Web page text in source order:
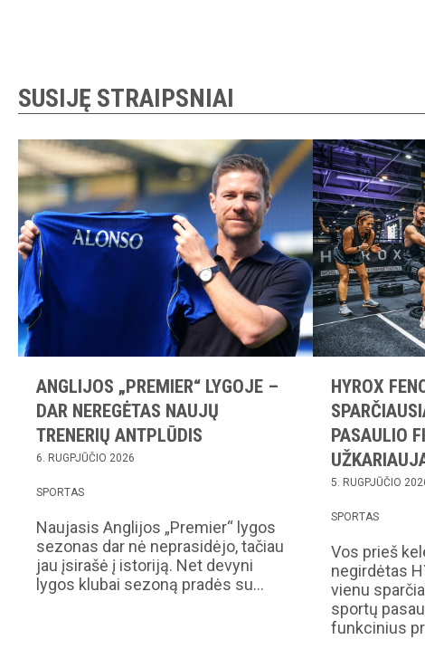
SUSIJĘ STRAIPSNIAI
ANGLIJOS „PREMIER“ LYGOJE –
DAR NEREGĖTAS NAUJŲ
TRENERIŲ ANTPLŪDIS
6. RUGPJŪČIO 2026
SPORTAS
Naujasis Anglijos „Premier“ lygos
sezonas dar nė neprasidėjo, tačiau
jau įsirašė į istoriją. Net devyni
lygos klubai sezoną pradės su…
HYROX
PASAULIO
5. RUGPJŪČIO
SPORTAS
Vos prieš
negirdėtas
vienu
sportų
funkcinius